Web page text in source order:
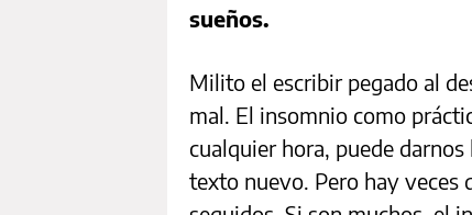
sueños.
Milito el escribir pegado al
mal. El insomnio como
cualquier hora, puede
texto nuevo. Pero hay veces